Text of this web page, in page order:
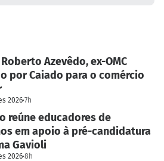
Azevêdo, ex-OMC
por Caiado para o comércio
2026·7h
reúne educadores de
em apoio à pré-candidatura
Gavioli
2026·8h